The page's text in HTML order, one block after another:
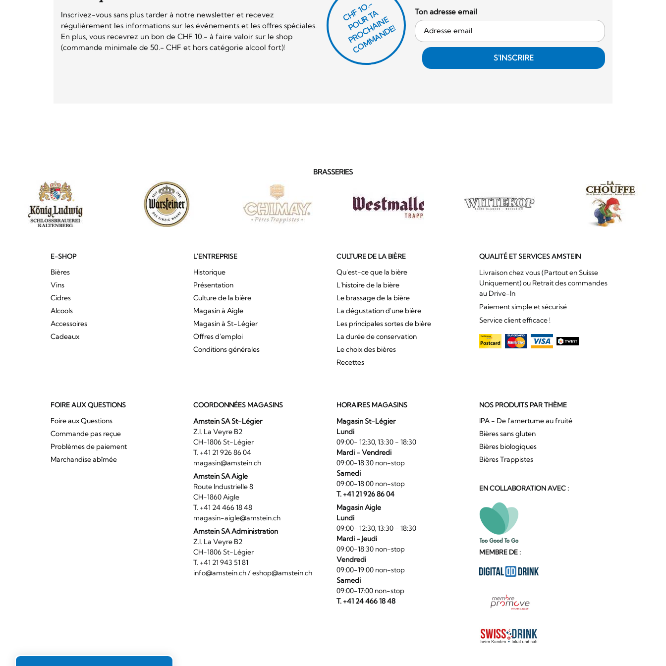
Inscrivez-vous sans plus tarder à notre newsletter et recevez
régulièrement les informations sur les événements et les offres spéciales.
En plus, vous recevrez un bon de CHF 10.- à faire valoir sur le shop
(commande minimale de 50.- CHF et hors catégorie alcool fort)!
CHF 1O.-
P
O
U
R
T
A
P
R
O
C
H
AI
N
E
C
O
M
M
A
N
D
E!
Ton adresse email
S'INSCRIRE
BRASSERIES
E-SHOP
Bières
Vins
Cidres
Alcools
Accessoires
Cadeaux
L'ENTREPRISE
Historique
Présentation
Culture de la bière
Magasin à Aigle
Magasin à St-Légier
Offres d'emploi
Conditions générales
CULTURE DE LA BIÈRE
Qu'est-ce que la bière
L'histoire de la bière
Le brassage de la bière
La dégustation d'une bière
Les principales sortes de bière
La durée de conservation
Le choix des bières
Recettes
QUALITÉ ET SERVICES AMSTEIN
Livraison chez vous (Partout en Suisse
Uniquement) ou Retrait des commandes
au Drive-In
Paiement simple et sécurisé
Service client efficace !
FOIRE AUX QUESTIONS
Foire aux Questions
Commande pas reçue
Problèmes de paiement
Marchandise abîmée
COORDONNÉES MAGASINS
Amstein SA St-Légier
Z.I. La Veyre B2
CH-1806 St-Légier
T. +41 21 926 86 04
magasin@amstein.ch
Amstein SA Aigle
Route Industrielle 8
CH-1860 Aigle
T. +41 24 466 18 48
magasin-aigle@amstein.ch
Amstein SA Administration
Z.I. La Veyre B2
CH-1806 St-Légier
T. +41 21 943 51 81
info@amstein.ch/eshop@amstein.ch
HORAIRES MAGASINS
Magasin St-Légier
Lundi
09:00- 12:30, 13:30 - 18:30
Mardi - Vendredi
09:00-18:30 non-stop
Samedi
09:00-18:00 non-stop
T. +41 21 926 86 04
Magasin Aigle
Lundi
09:00- 12:30, 13:30 - 18:30
Mardi - Jeudi
09:00-18:30 non-stop
Vendredi
09:00-19:00 non-stop
Samedi
09:00-17:00 non-stop
T. +41 24 466 18 48
NOS PRODUITS PAR THÈME
IPA - De l'amertume au fruité
Bières sans gluten
Bières biologiques
Bières Trappistes
EN COLLABORATION AVEC :
MEMBRE DE :